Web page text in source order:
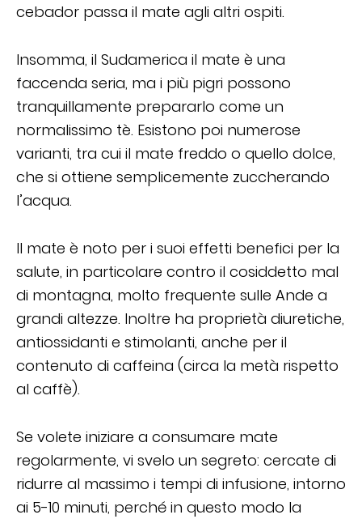
cebador passa il mate agli altri ospiti.
Insomma, il Sudamerica il mate è una
faccenda seria, ma i più pigri possono
tranquillamente prepararlo come un
normalissimo tè. Esistono poi numerose
varianti, tra cui il mate freddo o quello dolce,
che si ottiene semplicemente zuccherando
l’acqua.
Il mate è noto per i suoi effetti benefici per la
salute, in particolare contro il cosiddetto mal
di montagna, molto frequente sulle Ande a
grandi altezze. Inoltre ha proprietà diuretiche,
antiossidanti e stimolanti, anche per il
contenuto di caffeina (circa la metà rispetto
al caffè).
Se volete iniziare a consumare mate
regolarmente, vi svelo un segreto: cercate di
ridurre al massimo i tempi di infusione, intorno
ai 5-10 minuti, perché in questo modo la